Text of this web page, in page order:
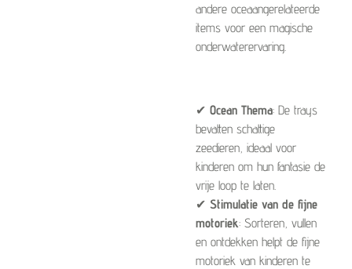
andere oceaangerelateerde
items voor een magische
onderwaterervaring.
✔ Ocean Thema: De trays
bevatten schattige
zeedieren, ideaal voor
kinderen om hun fantasie de
vrije loop te laten.
✔ Stimulatie van de fijne
motoriek: Sorteren, vullen
en ontdekken helpt de fijne
motoriek van kinderen te